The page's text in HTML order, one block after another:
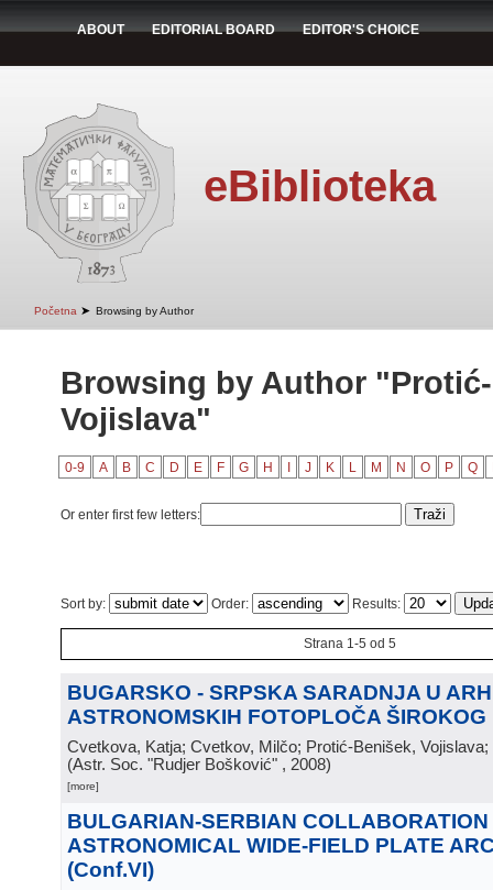
ABOUT EDITORIAL BOARD EDITOR'S CHOICE
eBiblioteka
Početna ➤ Browsing by Author
Browsing by Author
Vojislava"
0-9 A B C D E F G H J K L M N O P Q
Or enter first few letters:
Sort by: Order: Results:
Strana 1-5 od 5
BUGARSKO - SRPSKA SARADNJA U
ASTRONOMSKIH FOTOPLOČA
Cvetkova, Katja; Cvetkov, Milčo; Protić-Benišek,
(Astr. Soc. "Rudjer Bošković" , 2008)
[more]
BULGARIAN-SERBIAN COLLABORATION
ASTRONOMICAL WIDE-FIELD PLATE
(Conf.VI)